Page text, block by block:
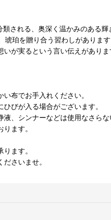
される、奥深く温かみのある輝
珀を贈り合う習わしがあります
が実るという言い伝えがありま
布でお手入れください。
びが入る場合がございます。
、シンナーなどは使用なさらな
ます。
ます。
さいませ。